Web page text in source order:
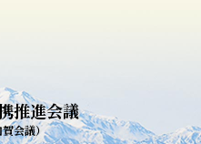
推進会議
会議）